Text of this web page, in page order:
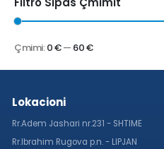
Çmimi:0 €— 60 €
Lokacioni
Rr.Adem Jashari nr.231 - SHTIME
Rr.Ibrahim Rugova p.n. - LIPJAN